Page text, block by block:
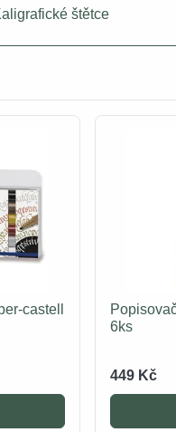
štětce
castell
6ks
449 Kč